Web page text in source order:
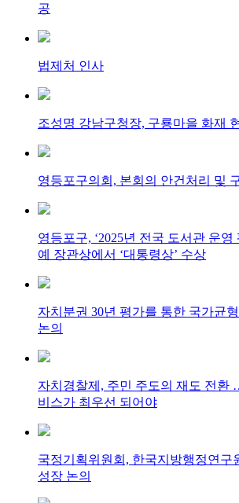
공
법제처 인사
조성명 강남구청장, 구룡마을 화재
영등포구의회, 본회의 안건처리 및
영등포구, ‘2025년 전국 도서관 운영
예 장관상에서 ‘대통령상’ 수상
자치분권 30년 평가를 통한 국가균
논의
자치경찰제, 주민 주도의 재도 전환
비스가 최우선 되어야
국정기획위원회, 한국지방행정연
성장 논의